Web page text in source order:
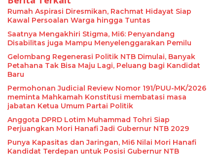
Rumah Aspirasi Diresmikan, Rachmat Hidayat Siap
Kawal Persoalan Warga hingga Tuntas
Saatnya Mengakhiri Stigma, Mi6: Penyandang
Disabilitas juga Mampu Menyelenggarakan Pemilu
Gelombang Regenerasi Politik NTB Dimulai, Banyak
Petahana Tak Bisa Maju Lagi, Peluang bagi Kandidat
Baru
Permohonan Judicial Review Nomor 191/PUU-MK/2026
meminta Mahkamah Konstitusi membatasi masa
jabatan Ketua Umum Partai Politik
Anggota DPRD Lotim Muhammad Tohri Siap
Perjuangkan Mori Hanafi Jadi Gubernur NTB 2029
Punya Kapasitas dan Jaringan, Mi6 Nilai Mori Hanafi
Kandidat Terdepan untuk Posisi Gubernur NTB